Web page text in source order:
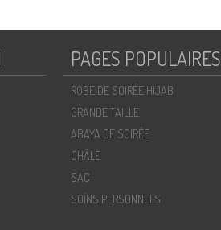
PAGES POPULAIRES
ROBE DE SOIRÉE HIJAB
GRANDE TAILLE
ABAYA DE SOIRÉE
CHÂLE
SAC
SOİNS PERSONNELS